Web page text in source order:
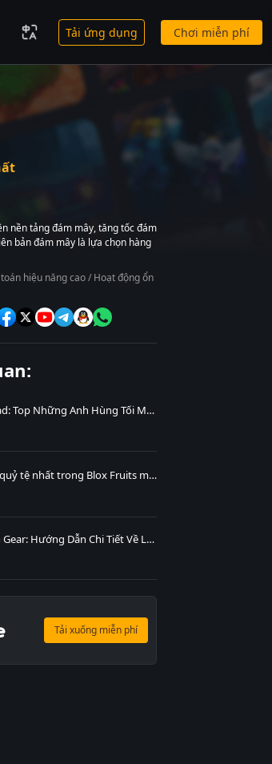
Tải ứng dụng Chơi miễn phí
nền tảng đám mây, tăng tốc đám
bản đám mây là lựa chọn hàng
hiệu năng cao / Hoạt động ổn
Anime Overload: Top Những Anh Hùng Tối Mà Bạn Phải Biết Để Trở Thành Cao Thủ
Những trái ác quỷ tệ nhất trong Blox Fruits mà bạn nên tránh
12sky Guanyin Gear: Hướng Dẫn Chi Tiết Về Luyện Tạo Trang Bị Guanyin – Cách Nhận Mạnh Nhất
Tải xuống miễn phí